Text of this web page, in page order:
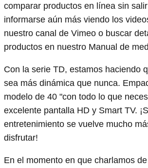
comparar productos en línea sin
informarse aún más viendo los
nuestro canal de Vimeo o buscar
productos en nuestro Manual de
Con la serie TD, estamos haciendo
sea más dinámica que nunca.
modelo de 40 "con todo lo que
excelente pantalla HD y Smart TV.
entretenimiento se vuelve mucho
disfrutar!
En el momento en que charlamos